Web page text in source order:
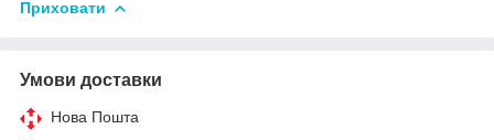
Приховати
Умови доставки
Нова Пошта